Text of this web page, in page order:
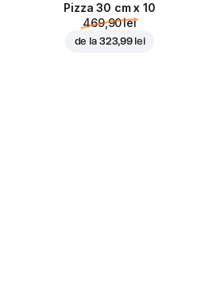
Pizza 30 cm x 10
469,90 lei
de la 323,99 lei